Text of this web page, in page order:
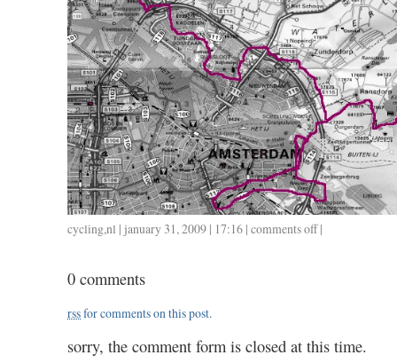
cycling,nl | january 31, 2009 | 17:16 | comments offon
|
0 comments
rssfor comments on this post.
sorry, the comment form is closed at this time.